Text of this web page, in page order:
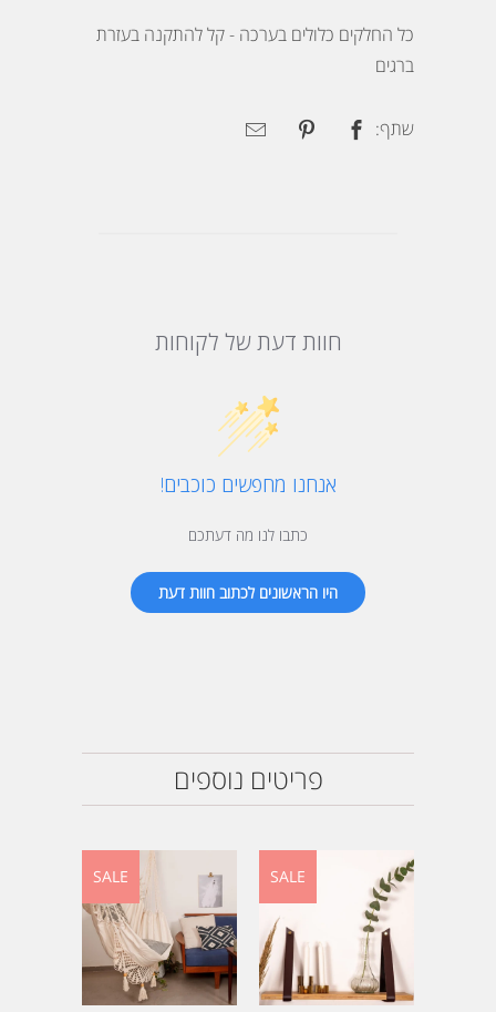
כל החלקים כלולים בערכה - קל להתקנה בעזרת
ברגים
שתף:
חוות דעת של לקוחות
אנחנו מחפשים כוכבים!
כתבו לנו מה דעתכם
היו הראשונים לכתוב חוות דעת
פריטים נוספים
SALE SALE